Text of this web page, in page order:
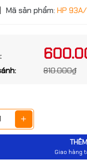
Mã sản phẩm: HP
810.000₫
Giao hàng
Chi
HP
Đặt trước
bạn nhé